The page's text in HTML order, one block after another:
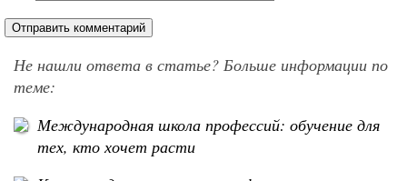
Не нашли ответа в статье? Больше информации по
теме:
Международная школа профессий: обучение для
тех, кто хочет расти